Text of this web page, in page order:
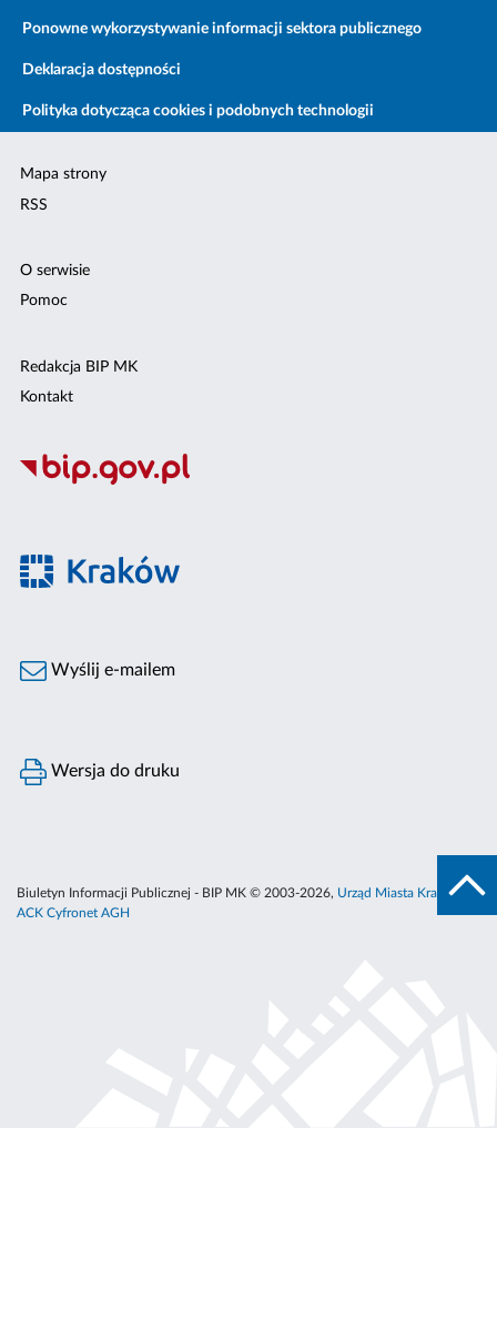
Ponowne wykorzystywanie informacji sektora publicznego
Deklaracja dostępności
Polityka dotycząca cookies i podobnych technologii
Mapa strony
RSS
O serwisie
Pomoc
Redakcja BIP MK
Kontakt
Wyślij e-mailem
Wersja do druku
Biuletyn Informacji Publicznej - BIP MK © 2003-2026, Urząd Miasta Krakowa
ACK Cyfronet AGH